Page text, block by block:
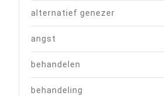
alternatief genezer
angst
behandelen
behandeling